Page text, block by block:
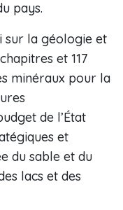
pays.
sur la géologie et
et 117
minéraux pour la
de l’État
et
du sable et du
lacs et des